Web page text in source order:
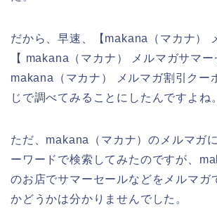
だから、早速、【makana（マカナ）
【 makana（マカナ） メルマガサマー
makana（マカナ） メルマガ割引クー
じで調べてみることにしたんですよね。
ただ、makana（マカナ）のメルマガ
ーワードで検索してみたのですが、
のお店でサマーセールなどをメルマガ
かどうかは分かりませんでした。